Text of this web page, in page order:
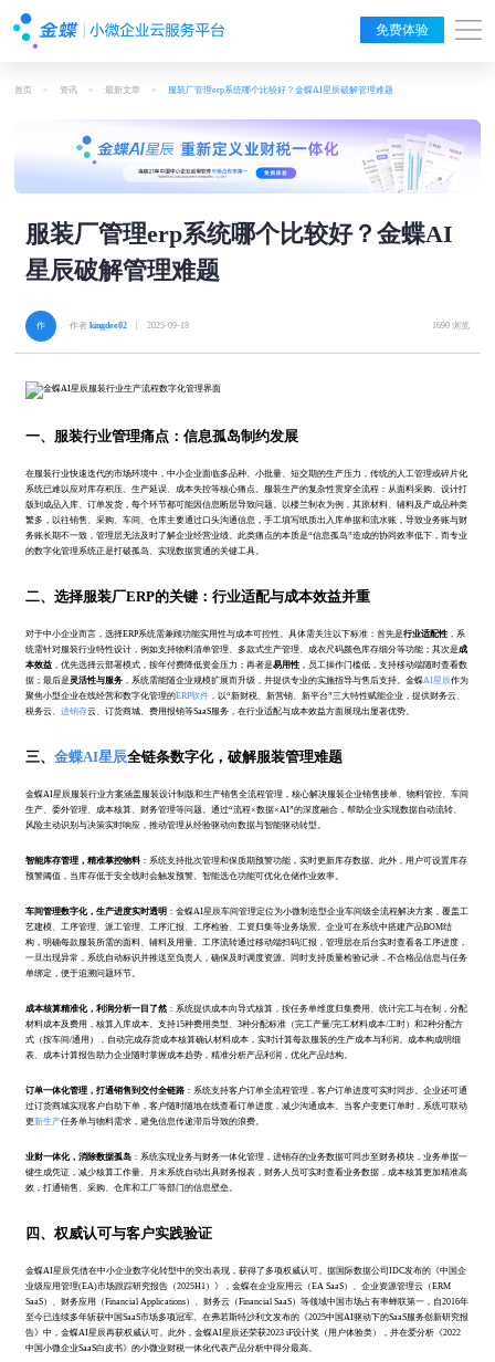
免费体验
首页 > 资讯 > 最新文章 > 服装厂管理erp系统哪个比较好？金蝶AI星辰破解管理难题
服装厂管理erp系统哪个比较好？金蝶AI
星辰破解管理难题
作者kingdee02 | 2025-09-18 1690 浏览
一、服装行业管理痛点：信息孤岛制约发展
在服装行业快速迭代的市场环境中，中小企业面临多品种、小批量、短交期的生产压力，传统的人工管理或碎片化
系统已难以应对库存积压、生产延误、成本失控等核心痛点。服装生产的复杂性贯穿全流程：从面料采购、设计打
版到成品入库、订单发货，每个环节都可能因信息断层导致问题。以楼兰制衣为例，其原材料、辅料及产成品种类
繁多，以往销售、采购、车间、仓库主要通过口头沟通信息，手工填写纸质出入库单据和流水账，导致业务账与财
务账长期不一致，管理层无法及时了解企业经营业绩。此类痛点的本质是“信息孤岛”造成的协同效率低下，而专业
的数字化管理系统正是打破孤岛、实现数据贯通的关键工具。
二、选择服装厂ERP的关键：行业适配与成本效益并重
对于中小企业而言，选择ERP系统需兼顾功能实用性与成本可控性。具体需关注以下标准：首先是行业适配性 ，系
统需针对服装行业特性设计，例如支持物料清单管理、多款式生产管理、成衣尺码颜色库存细分等功能；其次是成
本效益 ，优先选择云部署模式，按年付费降低资金压力；再者是易用性 ，员工操作门槛低，支持移动端随时查看数
据；最后是灵活性与服务 ，系统需能随企业规模扩展而升级，并提供专业的实施指导与售后支持。金蝶AI星辰作为
聚焦小型企业在线经营和数字化管理的ERP软件 ，以“新财税、新营销、新平台”三大特性赋能企业，提供财务云、
税务云、进销存云、订货商城、费用报销等SaaS服务，在行业适配与成本效益方面展现出显著优势。
三、金蝶AI星辰全链条数字化，破解服装管理难题
金蝶AI星辰服装行业方案涵盖服装设计制版和生产销售全流程管理，核心解决服装企业销售接单、物料管控、车间
生产、委外管理、成本核算、财务管理等问题。通过“流程×数据×AI”的深度融合，帮助企业实现数据自动流转、
风险主动识别与决策实时响应，推动管理从经验驱动向数据与智能驱动转型。
智能库存管理，精准掌控物料 ：系统支持批次管理和保质期预警功能，实时更新库存数据。此外，用户可设置库存
预警阈值，当库存低于安全线时会触发预警。智能选仓功能可优化仓储作业效率。
车间管理数字化，生产进度实时透明 ：金蝶AI星辰车间管理定位为小微制造型企业车间级全流程解决方案，覆盖工
艺建模、工序管理、派工管理、工序汇报、工序检验、工资归集等业务场景。企业可在系统中搭建产品BOM结
构，明确每款服装所需的面料、辅料及用量。工序流转通过移动端扫码汇报，管理层在后台实时查看各工序进度，
一旦出现异常，系统自动标识并推送至负责人，确保及时调度资源。同时支持质量检验记录，不合格品信息与任务
单绑定，便于追溯问题环节。
成本核算精准化，利润分析一目了然 ：系统提供成本向导式核算，按任务单维度归集费用、统计完工与在制，分配
材料成本及费用，核算入库成本。支持15种费用类型、3种分配标准（完工产量/完工材料成本/工时）和2种分配方
式（按车间/通用），自动完成存货成本核算确认材料成本，实时计算每款服装的生产成本与利润。成本构成明细
表、成本计算报告助力企业随时掌握成本趋势，精准分析产品利润，优化产品结构。
订单一体化管理，打通销售到交付全链路 ：系统支持客户订单全流程管理，客户订单进度可实时同步。企业还可通
过订货商城实现客户自助下单，客户随时随地在线查看订单进度，减少沟通成本。当客户变更订单时，系统可联动
更新生产任务单与物料需求，避免信息传递滞后导致的浪费。
业财一体化，消除数据孤岛 ：系统实现业务与财务一体化管理，进销存的业务数据可同步至财务模块，业务单据一
键生成凭证，减少核算工作量。月末系统自动出具财务报表，财务人员可实时查看业务数据，成本核算更加精准高
效，打通销售、采购、仓库和工厂等部门的信息壁垒。
四、权威认可与客户实践验证
金蝶AI星辰凭借在中小企业数字化转型中的突出表现，获得了多项权威认可。据国际数据公司IDC发布的《中国企
业级应用管理(EA)市场跟踪研究报告（2025H1）》，金蝶在企业应用云（EA SaaS）、企业资源管理云（ERM
SaaS）、财务应用（Financial Applications）、财务云（Financial SaaS）等领域中国市场占有率蝉联第一，自2016年
至今已连续多年斩获中国SaaS市场多项冠军。在弗若斯特沙利文发布的《2025中国AI驱动下的SaaS服务创新研究报
告》中，金蝶AI星辰再获权威认可。此外，金蝶AI星辰还荣获2023 iF设计奖（用户体验类），并在爱分析《2022
中国小微企业SaaS白皮书》的小微业财税一体化代表产品分析中得分最高。